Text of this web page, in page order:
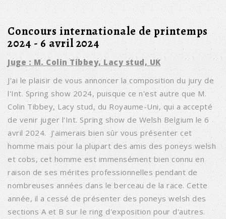
Concours internationale de printemps
2024 - 6 avril 2024
Juge : M. Colin Tibbey, Lacy stud, UK
J'ai le plaisir de vous annoncer la composition du jury de
l'Int. Spring show 2024, puisque ce n'est autre que M.
Colin Tibbey, Lacy stud, du Royaume-Uni, qui a accepté
de venir juger l'Int. Spring show de Welsh Belgium le 6
avril 2024. J'aimerais bien sûr vous présenter cet
homme mais pour la plupart des amis des poneys welsh
et cobs, cet homme est immensément bien connu en
raison de ses mérites professionnelles pendant de
nombreuses années dans le berceau de la race. Cette
année, il a cessé de présenter des poneys welsh des
sections A et B sur le ring d'exposition pour d'autres.